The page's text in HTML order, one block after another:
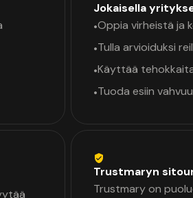
Jokaisella
•Oppia virheistä ja
•Tulla arvioiduksi
•Käyttää
•Tuoda esiin
Trustmaryn
Trustmary on